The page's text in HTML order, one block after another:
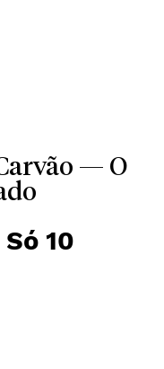
— O
10